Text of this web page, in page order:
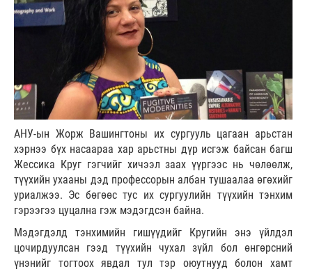
АНУ-ын Жорж Вашингтоны их сургууль цагаан арьстан
хэрнээ бүх насаараа хар арьстны дүр исгэж байсан багш
Жессика Круг гэгчийг хичээл заах үүргээс нь чөлөөлж,
түүхийн ухааны дэд профессорын албан тушаалаа өгөхийг
уриалжээ. Эс бөгөөс тус их сургуулийн түүхийн тэнхим
гэрээгээ цуцална гэж мэдэгдсэн байна.
Мэдэгдэлд тэнхимийн гишүүдийг Кругийн энэ үйлдэл
цочирдуулсан гээд түүхийн чухал зүйл бол өнгөрсний
үнэнийг тогтоох явдал тул тэр оюутнууд болон хамт